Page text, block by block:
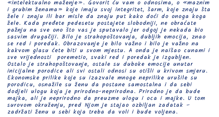
«intelektualno maženje». Govorit ću vam o odnosima, o «maznim
i grubim ženama» koje imaju svoj integritet, šarm, koje znaju šta
žele i znaju ili bar misle da znaju put kako doći do onoga koga
žele. Kada pređete pedesetu postajete slobodniji, ne obraćate
pažnju na sve ono što vas je sputavalo jer odgoj je nekada bio
sasvim drugačiji. Bilo je strahopoštovanja, dubljih emocija, znao
se red i poredak. Obrazovanje je bilo važno i bilo je važno na
kakvom glasu ćete biti u svom mjestu. A onda je naišao cunami i
sve vrijednosti poremetio, svaki red i poredak je izgubljen.
Ostalo je strahopoštovanje, ostale su duboke emocije unutar
inicijalne porodice ali svi ostali odnosi su otišli u krivom smjeru.
Ekonomske prilike koje su izazvale mnoge neprilike urušile su
porodicu, osnažile su ženu da postane samostalna i da sebi
dodjeli ulogu koja je prirodno-neprirodna. Prirodno je da bude
majka, ali je neprirodno da preuzme ulogu i oca i majke. U tom
surovom okruženju, pred Njom je stajao ozbiljan zadatak –
zadržati ženu u sebi koja treba da voli i bude voljena.